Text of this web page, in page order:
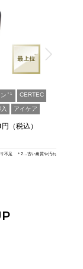
＊1 CERTEC
アイケア
リ不足 ＊2…古い角質や汚れ